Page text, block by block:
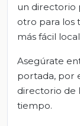
un directorio
otro para los
más fácil
Asegúrate
portada, por
directorio de
tiempo.